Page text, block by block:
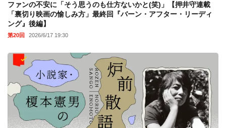
ファンの不安に「そう思うのも仕方ないかと(笑)」【押井守連載
「裏切り映画の愉しみ方」最終回『バーン・アフター・リーディ
ング』後編】
第20回 2026/6/17 19:30